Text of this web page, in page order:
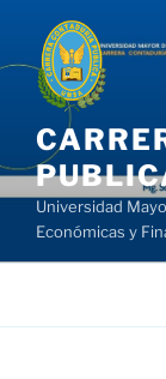
contenido
Universidad
Económicas y